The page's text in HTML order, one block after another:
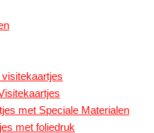
met Speciale Materialen
met foliedruk